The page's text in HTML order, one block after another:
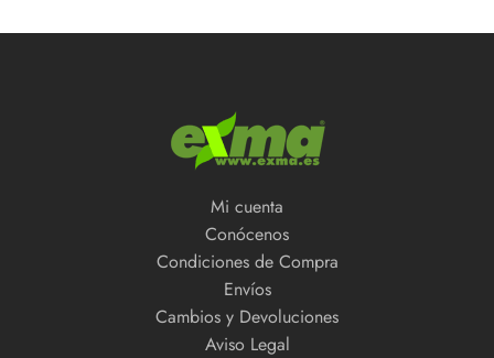
Mi cuenta
Conócenos
Condiciones de Compra
Envíos
Cambios y Devoluciones
Aviso Legal